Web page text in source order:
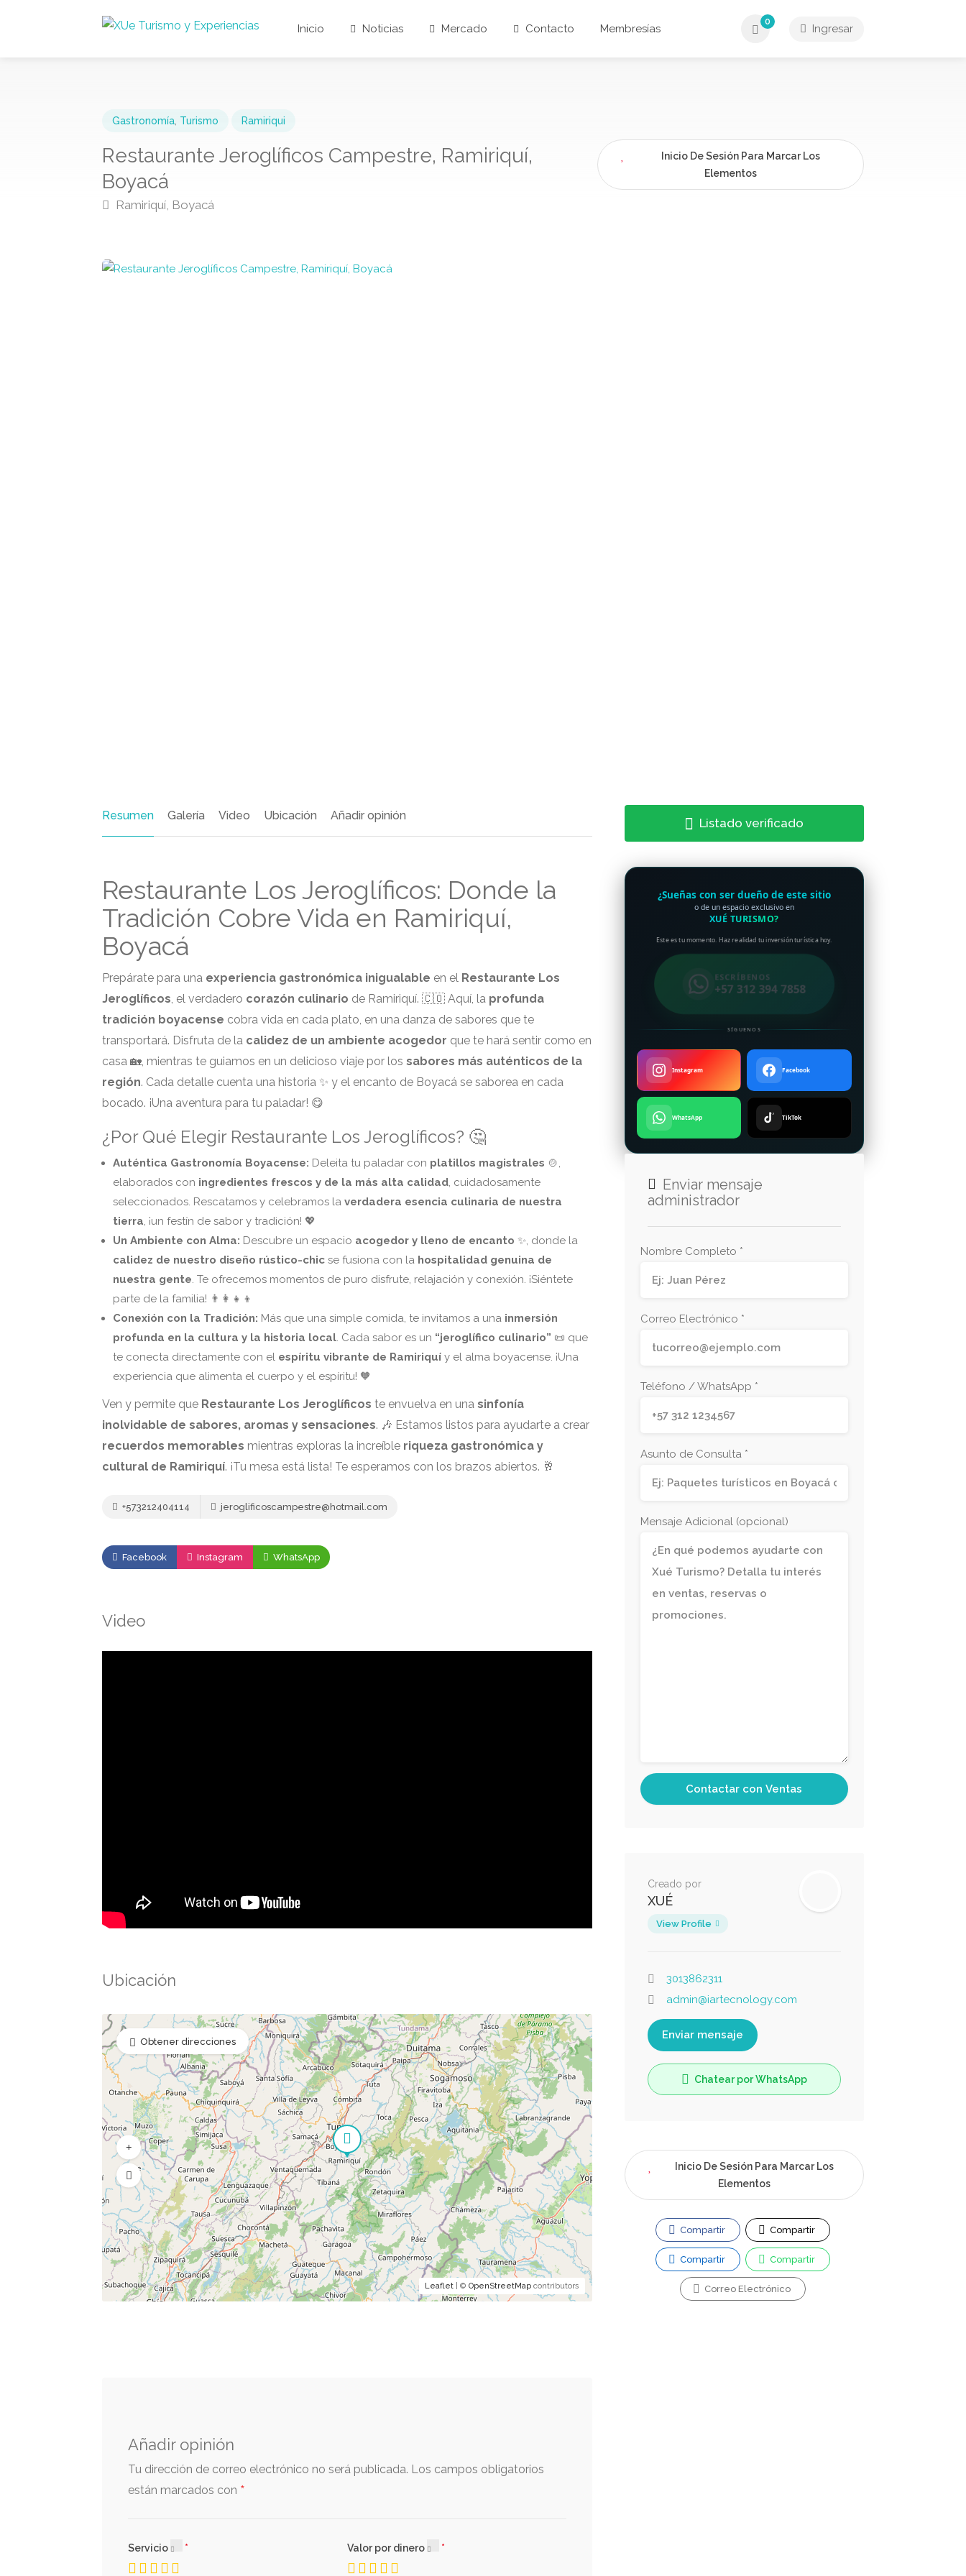
Inicio Noticias Mercado Contacto Membresías
0
Ingresar
Gastronomía Turismo Ramiriqui
Restaurante Jeroglíficos Campestre, Ramiriquí,
Boyacá
Ramiriquí, Boyacá
Inicio De Sesión Para Marcar Los
Elementos
Resumen Galería Video Ubicación Añadir opinión
Restaurante Los Jeroglíficos: Donde la
Tradición Cobre Vida en Ramiriquí,
Boyacá
Prepárate para una experiencia gastronómica inigualable en el Restaurante Los
Jeroglíficos, el verdadero corazón culinario de Ramiriquí. 🇨🇴 Aquí, la profunda
tradición boyacense cobra vida en cada plato, en una danza de sabores que te
transportará. Disfruta de la calidez de un ambiente acogedor que te hará sentir como en
casa 🏡, mientras te guiamos en un delicioso viaje por los sabores más auténticos de la
región. Cada detalle cuenta una historia ✨ y el encanto de Boyacá se saborea en cada
bocado. ¡Una aventura para tu paladar! 😋
¿Por Qué Elegir Restaurante Los Jeroglíficos? 🤔
Auténtica Gastronomía Boyacense: Deleita tu paladar con platillos magistrales 🍲,
elaborados con ingredientes frescos y de la más alta calidad, cuidadosamente
seleccionados. Rescatamos y celebramos la verdadera esencia culinaria de nuestra
tierra, ¡un festín de sabor y tradición! 💖
Un Ambiente con Alma: Descubre un espacio acogedor y lleno de encanto ✨, donde la
calidez de nuestro diseño rústico-chic se fusiona con la hospitalidad genuina de
nuestra gente. Te ofrecemos momentos de puro disfrute, relajación y conexión. ¡Siéntete
parte de la familia! 👨‍👩‍👧‍👦
Conexión con la Tradición: Más que una simple comida, te invitamos a una inmersión
profunda en la cultura y la historia local. Cada sabor es un “jeroglífico culinario” 📜 que
te conecta directamente con el espíritu vibrante de Ramiriquí y el alma boyacense. ¡Una
experiencia que alimenta el cuerpo y el espíritu! 🧡
Ven y permite que Restaurante Los Jeroglíficos te envuelva en una sinfonía
inolvidable de sabores, aromas y sensaciones. 🎶 Estamos listos para ayudarte a crear
recuerdos memorables mientras exploras la increíble riqueza gastronómica y
cultural de Ramiriquí. ¡Tu mesa está lista! Te esperamos con los brazos abiertos. 🥂
+573212404114 jeroglificoscampestre@hotmail.com
Facebook Instagram WhatsApp
Video
Ubicación
Leaflet| © OpenStreetMapcontributors
Obtener direcciones
Añadir opinión
Tu dirección de correo electrónico no será publicada. Los campos obligatorios
están marcados con *
Servicio Valor por dinero
Listado verificado
¿Sueñas con ser dueño de este sitio
o de un espacio exclusivo en
XUÉ TURISMO?
Este es tu momento. Haz realidad tu inversión turística hoy.
ESCRÍBENOS
+57 312 394 7858
SÍGUENOS
Instagram Facebook
WhatsApp TikTok
Enviar mensaje
administrador
Nombre Completo *
Correo Electrónico *
Teléfono / WhatsApp *
Asunto de Consulta *
Mensaje Adicional (opcional)
Creado por
XUÉ
View Profile
3013862311
admin@iartecnology.com
Enviar mensaje
Chatear por WhatsApp
Inicio De Sesión Para Marcar Los
Elementos
Compartir Compartir
Compartir Compartir
Correo Electrónico